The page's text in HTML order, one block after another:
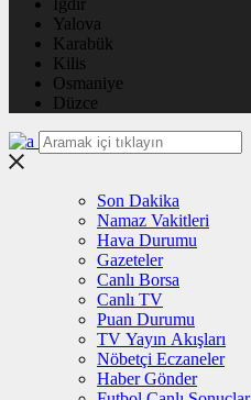
Iğdır
Yalova
Karabük
Kilis
Osmaniye
Düzce
Son Dakika
Namaz Vakitleri
Hava Durumu
Gazeteler
Canlı Borsa
Canlı TV
Puan Durumu
TV Yayın Akışları
Nöbetçi Eczaneler
Haber Gönder